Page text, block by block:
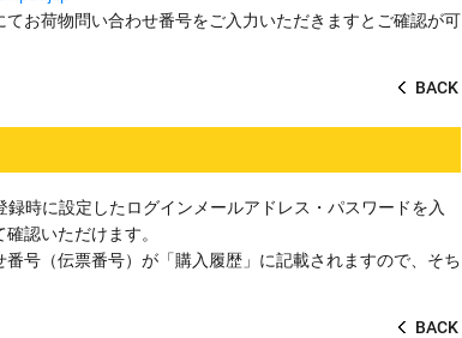
お荷物問い合わせ番号をご入力いただきますとご確認が可
BACK
時に設定したログインメールアドレス・パスワードを入
認いただけます。
号（伝票番号）が「購入履歴」に記載されますので、そち
BACK